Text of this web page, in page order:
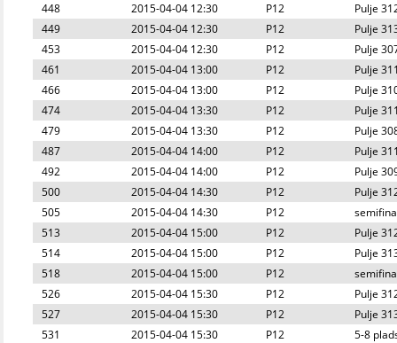
448
2015-04-04 12:30 P12
Pulje
449
2015-04-04 12:30 P12
Pulje
453
2015-04-04 12:30 P12
Pulje
461
2015-04-04 13:00 P12
Pulje
466
2015-04-04 13:00 P12
Pulje
474
2015-04-04 13:30 P12
Pulje
479
2015-04-04 13:30 P12
Pulje
487
2015-04-04 14:00 P12
Pulje
492
2015-04-04 14:00 P12
Pulje
500
2015-04-04 14:30 P12
Pulje
505
2015-04-04 14:30 P12
513
2015-04-04 15:00 P12
Pulje
514
2015-04-04 15:00 P12
Pulje
518
2015-04-04 15:00 P12
526
2015-04-04 15:30 P12
Pulje
527
2015-04-04 15:30 P12
Pulje
531
2015-04-04 15:30 P12
5-8